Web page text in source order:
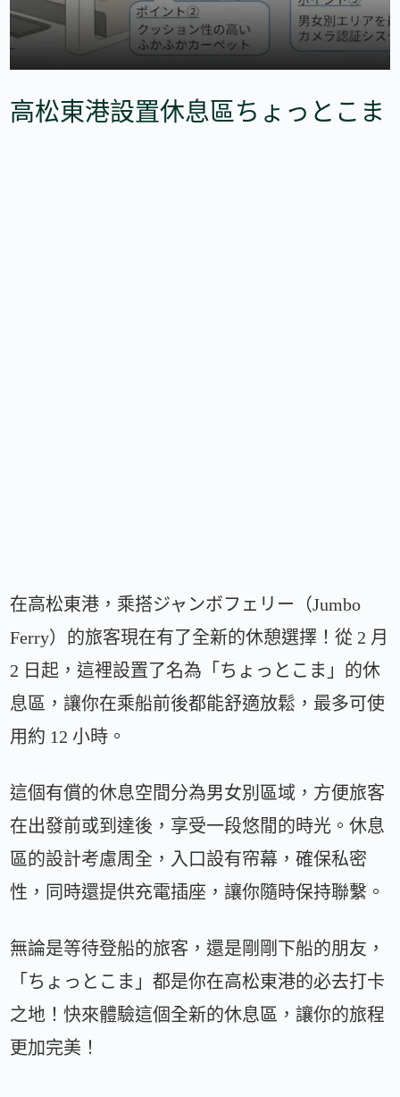
高松東港設置休息區ちょっとこま
在高松東港，乘搭ジャンボフェリー（Jumbo
Ferry）的旅客現在有了全新的休憩選擇！從 2 月
2 日起，這裡設置了名為「ちょっとこま」的休
息區，讓你在乘船前後都能舒適放鬆，最多可使
用約 12 小時。
這個有償的休息空間分為男女別區域，方便旅客
在出發前或到達後，享受一段悠閒的時光。休息
區的設計考慮周全，入口設有帘幕，確保私密
性，同時還提供充電插座，讓你隨時保持聯繫。
無論是等待登船的旅客，還是剛剛下船的朋友，
「ちょっとこま」都是你在高松東港的必去打卡
之地！快來體驗這個全新的休息區，讓你的旅程
更加完美！